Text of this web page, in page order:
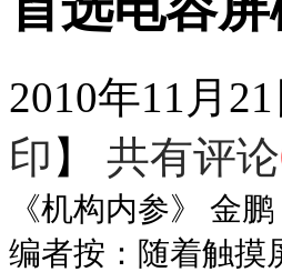
2010年11月
印 】 共有评论
《机构内参》 金鹏
编者按：随着触摸